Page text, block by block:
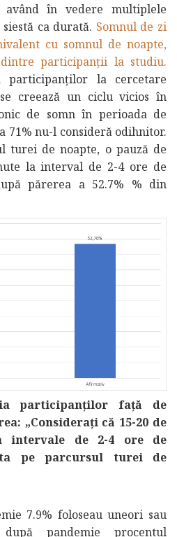
în vedere multiplele
ca durată. Somnul de zi
cu somnul de noapte,
participanții la studiu.
participanților la cercetare
creează un ciclu vicios în
de somn în perioada de
71% nu-l consideră odihnitor.
turei de noapte, o pauză de
la interval de 2-4 ore de
părerea a 52.7% % din
participanților față de
„Considerați că 15-20 de
intervale de 2-4 ore de
pe parcursul turei de
7.9% foloseau uneori sau
pandemie procentul